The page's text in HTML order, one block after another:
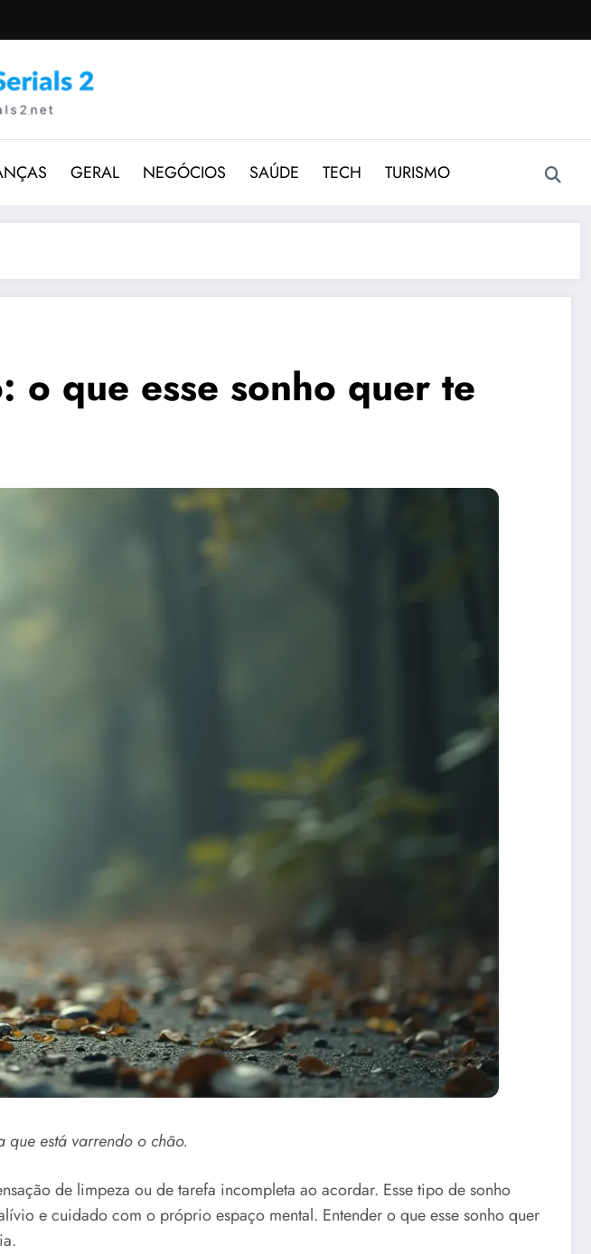
GERAL NEGÓCIOS SAÚDE TECH TURISMO
o que esse sonho quer te
que está varrendo o chão.
de limpeza ou de tarefa incompleta ao acordar. Esse tipo de sonho
e cuidado com o próprio espaço mental. Entender o que esse sonho quer